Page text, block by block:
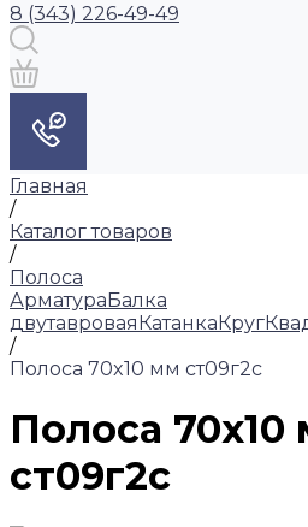
8 (343) 226-49-49
Главная
/
Каталог товаров
/
Полоса
АрматураБалка
двутавроваяКатанкаКруг
/
Полоса 70x10 мм ст09г2с
Полоса 70x10
ст09г2с